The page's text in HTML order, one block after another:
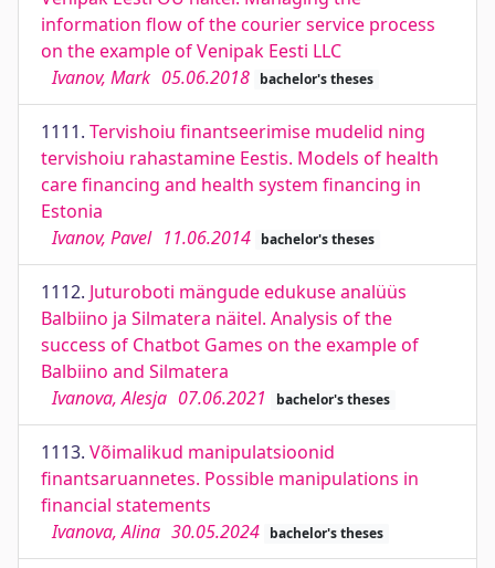
information flow of the courier service process
on the example of Venipak Eesti LLC
Ivanov, Mark 05.06.2018 bachelor's theses
1111. Tervishoiu finantseerimise mudelid ning
tervishoiu rahastamine Eestis. Models of health
care financing and health system financing in
Estonia
Ivanov, Pavel 11.06.2014 bachelor's theses
1112. Juturoboti mängude edukuse analüüs
Balbiino ja Silmatera näitel. Analysis of the
success of Chatbot Games on the example of
Balbiino and Silmatera
Ivanova, Alesja 07.06.2021 bachelor's theses
1113. Võimalikud manipulatsioonid
finantsaruannetes. Possible manipulations in
financial statements
Ivanova, Alina 30.05.2024 bachelor's theses